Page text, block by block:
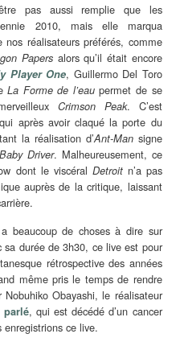
pas aussi remplie que les
2010, mais elle marqua
réalisateurs préférés, comme
Papersalors qu’il était encore
Player One, Guillermo Del Toro
La Forme de l’eaupermet de se
Crimson Peak. C’est
après avoir claqué la porte du
la réalisation d’Ant-Mansigne
Baby Driver. Malheureusement, ce
dont le viscéral Detroitn’a pas
auprès de la critique, laissant
beaucoup de choses à dire sur
sa durée de 3h30, ce live est pour
rétrospective des années
même pris le temps de rendre
Obayashi, le réalisateur
parlé, qui est décédé d’un cancer
ce live.